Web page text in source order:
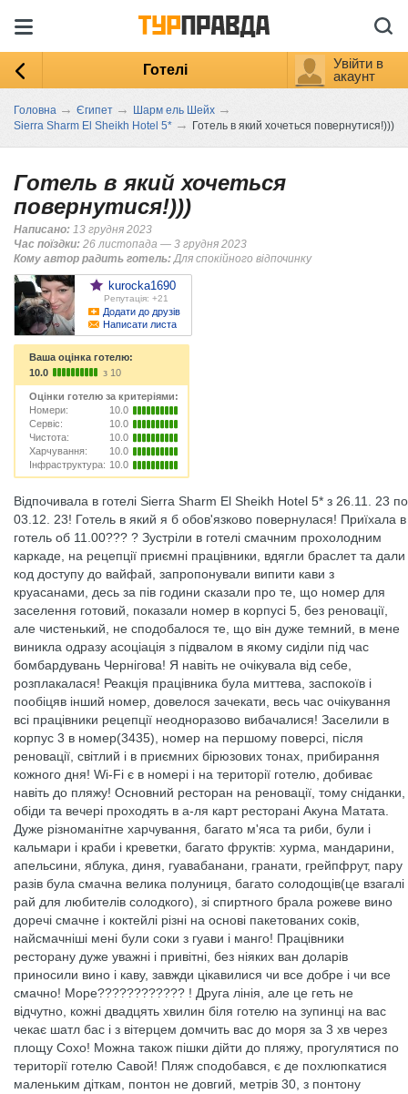
Готелі
Увійти в
акаунт
Головна → Єгипет → Шарм ель Шейх →
Sierra Sharm El Sheikh Hotel 5* → Готель в який хочеться повернутися!)))
Готель в який хочеться
повернутися!)))
Написано: 13 грудня 2023
Час поїздки: 26 листопада — 3 грудня 2023
Кому автор радить готель: Для спокійного відпочинку
kurocka1690
Репутація: +21
Додати до друзів
Написати листа
Ваша оцінка готелю:
10.0
з 10
Оцінки готелю за критеріями:
Номери:
10.0
Сервіс:
10.0
Чистота:
10.0
Харчування:
10.0
Інфраструктура: 10.0
Відпочивала в готелі Sierra Sharm El Sheikh Hotel 5* з 26.11. 23 по
03.12. 23! Готель в який я б обов'язково повернулася! Приїхала в
готель об 11.00??? ? Зустріли в готелі смачним прохолодним
каркаде, на рецепції приємні працівники, вдягли браслет та дали
код доступу до вайфай, запропонували випити кави з
круасанами, десь за пів години сказали про те, що номер для
заселення готовий, показали номер в корпусі 5, без реновації,
але чистенький, не сподобалося те, що він дуже темний, в мене
виникла одразу асоціація з підвалом в якому сиділи під час
бомбардувань Чернігова! Я навіть не очікувала від себе,
розплакалася! Реакція працівника була миттева, заспокоїв і
пообіцяв інший номер, довелося зачекати, весь час очікування
всі працівники рецепції неодноразово вибачалися! Заселили в
корпус 3 в номер(3435), номер на першому поверсі, після
реновації, світлий і в приємних бірюзових тонах, прибирання
кожного дня! Wi-Fi є в номері і на території готелю, добиває
навіть до пляжу! Основний ресторан на реновації, тому сніданки,
обіди та вечері проходять в а-ля карт ресторані Акуна Матата.
Дуже різноманітне харчування, багато м'яса та риби, були і
кальмари і краби і креветки, багато фруктів: хурма, мандарини,
апельсини, яблука, диня, гуавабанани, гранати, грейпфрут, пару
разів була смачна велика полуниця, багато солодощів(це взагалі
рай для любителів солодкого), зі спиртного брала рожеве вино
доречі смачне і коктейлі різні на основі пакетованих соків,
найсмачніші мені були соки з гуави і манго! Працівники
ресторану дуже уважні і привітні, без ніяких ван доларів
приносили вино і каву, завжди цікавилися чи все добре і чи все
смачно! Море???????????? ! Друга лінія, але це геть не
відчутно, кожні двадцять хвилин біля готелю на зупинці на вас
чекає шатл бас і з вітерцем домчить вас до моря за 3 хв через
площу Сохо! Можна також пішки дійти до пляжу, прогулятися по
території готелю Савой! Пляж сподобався, є де похлюпкатися
маленьким діткам, понтон не довгий, метрів 30, з понтону